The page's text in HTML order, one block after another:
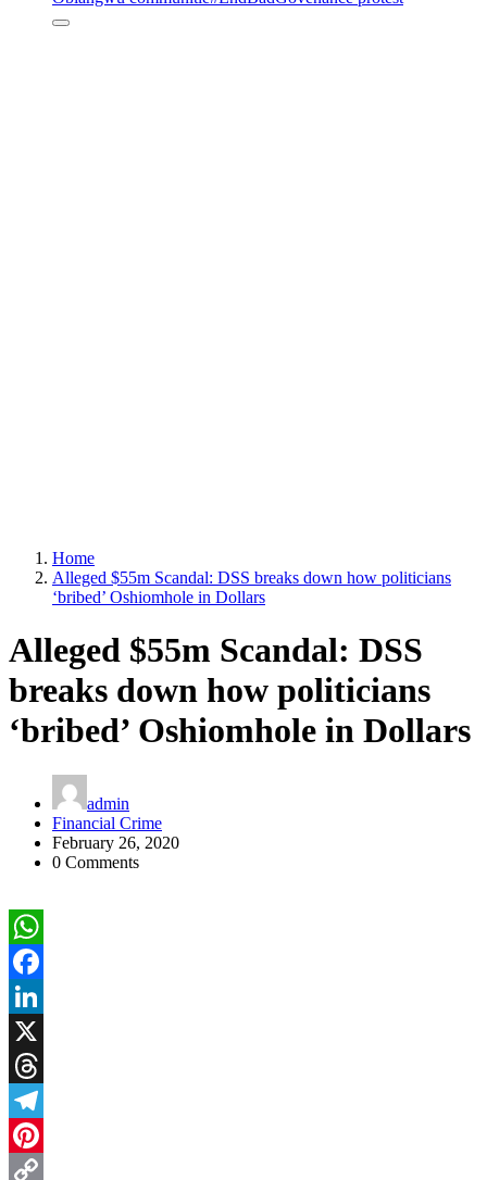
Home
Alleged $55m Scandal: DSS breaks down how politicians
‘bribed’ Oshiomhole in Dollars
Alleged $55m Scandal: DSS
breaks down how politicians
‘bribed’ Oshiomhole in Dollars
admin
Financial Crime
February 26, 2020
0 Comments
WhatsApp
Facebook
LinkedIn
X
Threads
Telegram
Pinterest